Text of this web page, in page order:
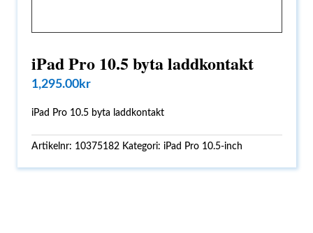
iPad Pro 10.5 byta laddkontakt
1,295.00kr
iPad Pro 10.5 byta laddkontakt
Artikelnr: 10375182 Kategori:iPad Pro 10.5-inch